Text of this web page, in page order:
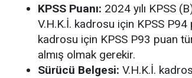
KPSS Puanı: 2024 yılı KPSS
V.H.K.İ. kadrosu için KPSS
kadrosu için KPSS P93 puan
almış olmak gerekir.
Sürücü Belgesi: V.H.K.İ.